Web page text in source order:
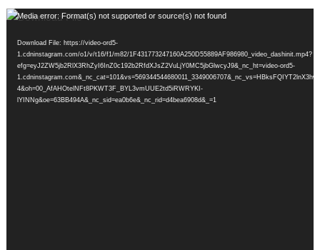
Video
Media error: Format(s) not supported or source(s) not found
Download File: https://video-ord5-
1.cdninstagram.com/o1/v/t16/f1/m82/1F431773247160A250D55889AF986980_video_dashinit.mp4?
efg=eyJ2ZW5jb2RlX3RhZyI6InZ0c192b2RfdXJsZ2VuLjY0MC5jbGlwcyJ9&_nc_ht=video-ord5-
4&oh=00_AfAHOtelNFt8PKWT3F_BYL3vmUUE2td5iRWRYKI-
lYINNg&oe=63BB494A&_nc_sid=ea0b6e&_nc_rid=d4bea6908d&_=1